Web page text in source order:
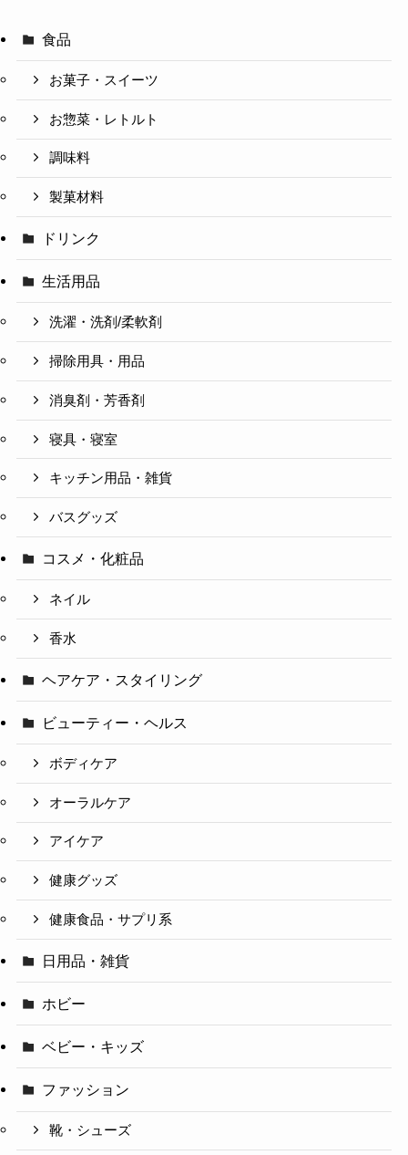
食品
お菓子・スイーツ
お惣菜・レトルト
調味料
製菓材料
ドリンク
生活用品
洗濯・洗剤/柔軟剤
掃除用具・用品
消臭剤・芳香剤
寝具・寝室
キッチン用品・雑貨
バスグッズ
コスメ・化粧品
ネイル
香水
ヘアケア・スタイリング
ビューティー・ヘルス
ボディケア
オーラルケア
アイケア
健康グッズ
健康食品・サプリ系
日用品・雑貨
ホビー
ベビー・キッズ
ファッション
靴・シューズ